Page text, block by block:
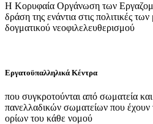
Η Κορυφαία Οργάνωση των
δράση της ενάντια στις πολιτικές
δογματικού νεοφιλελευθερισμού
Εργατοϋπαλληλικά Κέντρα
που συγκροτούνται από σωματεία
πανελλαδικών σωματείων που έχουν
ορίων του κάθε νομού